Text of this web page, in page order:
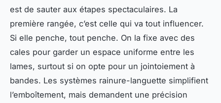
est de sauter aux étapes spectaculaires. La
première rangée, c’est celle qui va tout influencer.
Si elle penche, tout penche. On la fixe avec des
cales pour garder un espace uniforme entre les
lames, surtout si on opte pour un jointoiement à
bandes. Les systèmes rainure-languette simplifient
l’emboîtement, mais demandent une précision